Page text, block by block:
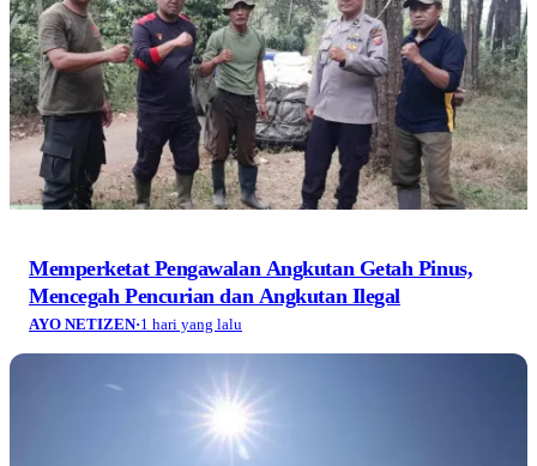
Memperketat Pengawalan Angkutan Getah Pinus,
Mencegah Pencurian dan Angkutan Ilegal
AYO NETIZEN·1 hari yang lalu